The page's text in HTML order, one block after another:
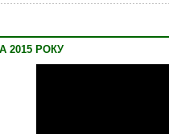
2015 РОКУ